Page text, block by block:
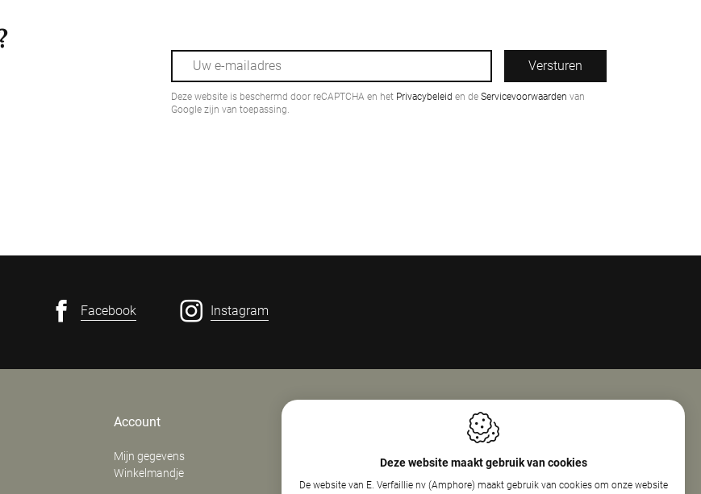
Versturen
Deze website is beschermd door reCAPTCHA en het Privacybeleid en de Servicevoorwaarden van
Google zijn van toepassing.
Facebook Instagram
Account
Mijn gegevens
Winkelmandje
E. Verfaillie Nv (Amphore)
8800 Roeselare
Openingsuren
Maandag
08:00 - 18:00
Dinsdag
13:30 - 17:30
Deze website maakt gebruik van cookies
De website van E. Verfaillie nv (Amphore) maakt gebruik van cookies om onze website